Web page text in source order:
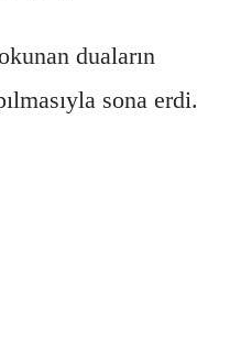
duaların
sona erdi.